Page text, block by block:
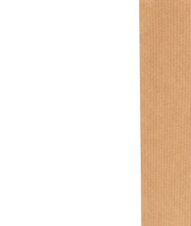
Коричневый
окном и
Tовар можно получить в